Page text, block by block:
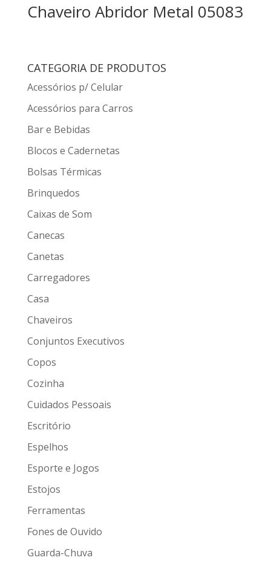
Chaveiro Abridor Metal 05083
CATEGORIA DE PRODUTOS
Acessórios p/ Celular
Acessórios para Carros
Bar e Bebidas
Blocos e Cadernetas
Bolsas Térmicas
Brinquedos
Caixas de Som
Canecas
Canetas
Carregadores
Casa
Chaveiros
Conjuntos Executivos
Copos
Cozinha
Cuidados Pessoais
Escritório
Espelhos
Esporte e Jogos
Estojos
Ferramentas
Fones de Ouvido
Guarda-Chuva